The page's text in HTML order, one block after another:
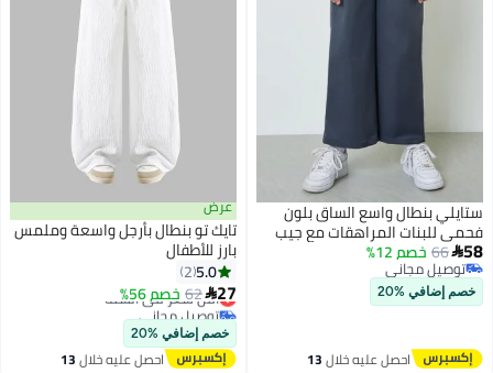
3
ستايلي بنطال واسع الساق بلون
فحمي للبنات المراهقات مع جيب
جانبي
58
66 خصم 12%
توصيل مجاني
توصيل مجاني
خصم إضافي %20
احصل عليه خلال13
عرض
تايك تو بنطال بأرجل واسعة وملمس
بارز للأطفال
5.0
2
27
62 خصم 56%
أقل سعر في السنة
توصيل مجاني
أقل سعر في السنة
خصم إضافي %20
احصل عليه خلال13